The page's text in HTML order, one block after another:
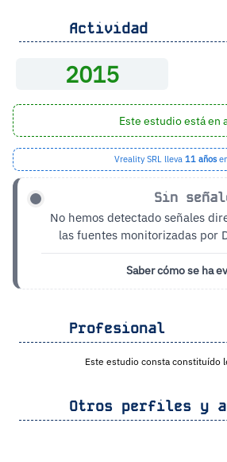
Actividad
2015
Este estudio está en
Vreality SRL lleva 11 años
Sin
No hemos detectado señales
las fuentes monitorizadas por
Saber cómo se ha
Profesional
Este estudio consta constituído
Otros perfiles y